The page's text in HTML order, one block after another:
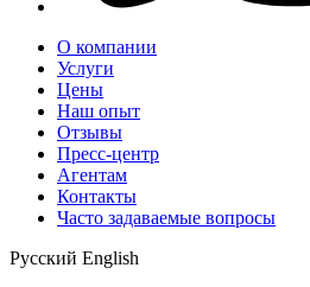
О компании
Услуги
Цены
Наш опыт
Отзывы
Пресс-центр
Агентам
Контакты
Часто задаваемые вопросы
Русский English